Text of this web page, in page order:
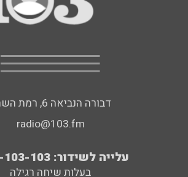
דבורה הנביאה 6, רמת השרון
radio@103.fm
עלייה לשידור: 0552-103-103
בעלות שיחה רגילה